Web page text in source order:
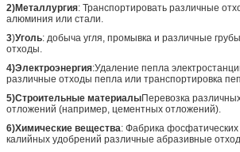
2)Металлургия: Транспортировать различные
алюминия или стали.
3)Уголь: добыча угля, промывка и различные
отходы.
4)Электроэнергия:Удаление пепла
различные отходы пепла или транспортировка
5)Строительные материалыПеревозка
отложений (например, цементных отложений).
6)Химические вещества: Фабрика
калийных удобрений различные абразивные